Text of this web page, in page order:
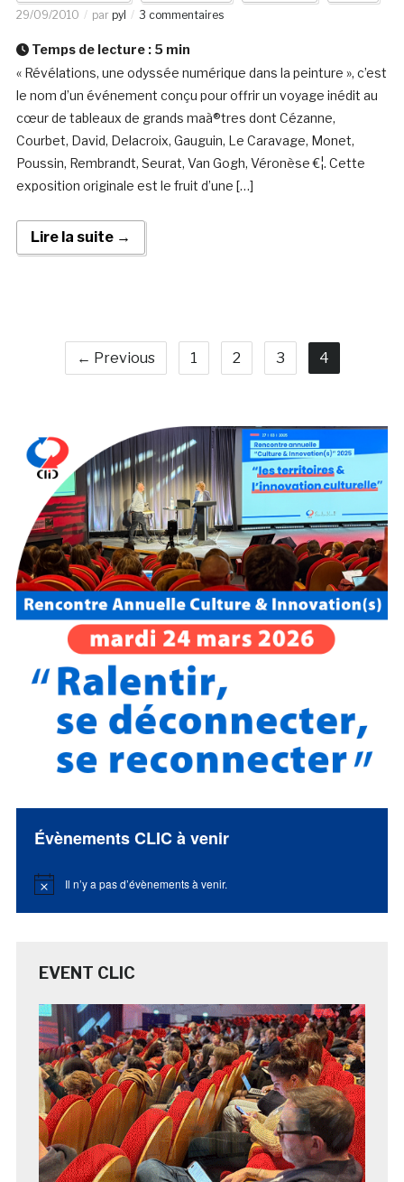
29/09/2010 par pyl 3 commentaires
Temps de lecture : 5 min
« Révélations, une odyssée numérique dans la peinture », c’est
le nom d’un événement conçu pour offrir un voyage inédit au
cœur de tableaux de grands maà®tres dont Cézanne,
Courbet, David, Delacroix, Gauguin, Le Caravage, Monet,
Poussin, Rembrandt, Seurat, Van Gogh, Véronèse €¦. Cette
exposition originale est le fruit d’une […]
Lire la suite →
← Previous 1 2 3 4
Évènements CLIC à venir
Notice Il n’y a pas d’évènements à venir.
EVENT CLIC